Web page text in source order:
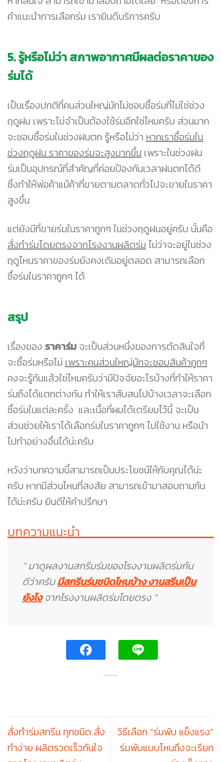
คำแนะนำการเลือกร่ม เรายินดีบริการครับ
5. รู้หรือไม่ว่า สภาพอากาศมีผลต่อราคาของ
ร่มได้
เป็นเรื่องปกติที่คนส่วนใหญ่มักไม่ชอบซื้อร่มที่ไม่ใช่ช่วง
ฤดูฝน เพราะไม่จำเป็นต้องใช้ร่มอีกใช่ไหมครับ ส่วนมาก
จะชอบซื้อร่มในช่วงฝนตก รู้หรือไม่ว่า หากเราซื้อร่มใน
ช่วงฤดูฝน ราคาของร่มจะสูงมากขึ้น เพราะในช่วงฝน
ร่มเป็นอุปกรณ์ที่สำคัญที่ค่อยป้องกันเวลาฝนตกได้ดี
ซึ่งทำให้พ่อค้าแม้ค้าที่ขายตามตลาดทั่วไปจะขายในราคา
สูงขึ้น
แต่ยังมีที่ขายร่มในราคาถูกๆ ในช่วงฤดูฝนอยู่ครับ นั้นคือ
สั่งทำร่มโดยตรงจากโรงงานผลิตร่ม ไม่ว่าจะอยู่ในช่วง
ฤดูไหนราคาของร่มยังคงเดิมอยู่ตลอด สามารถเลือก
ซื้อร่มในราคาถูกๆ ได้
สรุป
เรื่องของ ราคาร่ม จะเป็นส่วนหนึ่งของการตัดสินใจที่
จะซื้อร่มหรือไม่ เพราะคนส่วนใหญ่มักจะชอบสินค้าถูกๆ
คงจะรู้กันแล้วใช่ไหมครับว่ามีปัจจัยอะไรบ้างที่ทำให้ราคา
ร่มถึงได้แตกต่างกัน ทำให้เราสับสนไปบ้างเวลาจะเลือก
ซื้อร่มในแต่ละครั้ง และเนื้อที่ผมได้เตรียมไว้นี้ จะเป็น
ส่วนช่วยให้เราได้เลือกร่มในราคาถูกๆ ไปใช้งาน หรือนำ
ไปทำอย่างอื่นได้น่ะครับ
หวังว่าบทความนี้สามารถเป็นประโยชน์ให้กับคุณได้น่ะ
ครับ หากมีส่วนไหนที่สงสัย สามารถเข้ามาสอบถามกัน
ได้น่ะครับ ยินดีให้คำปรึกษา
บทความแนะนำ
” มาดูผลงานสกรีมร่มของโรงงานผลิตร่มกัน
ดีว่าครับมีสกรีนร่มชนิดไหนบ้าง งานสรีนเป็น
ยังไงจากโรงงานผลิดร่มโดยตรง “
สั่งทำร่มสกรีน ทุกชนิด สั่ง
ทำง่าย ผลิตรวดเร็วทันใจ
วิธีเลือก “ร่มพับ แข็งแรง”
ร่มพับแบบไหนถึงจะเรียก